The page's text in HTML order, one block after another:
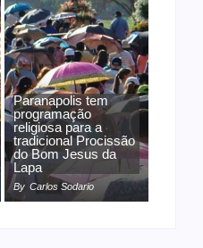
Paranapolis tem
programação
religiosa para a
tradicional Procissão
do Bom Jesus da
Lapa
By Carlos Sodario